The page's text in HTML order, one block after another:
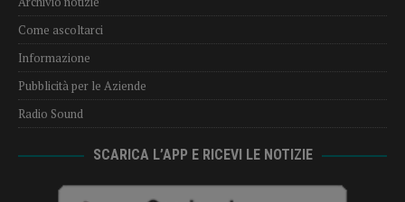
Come ascoltarci
Informazione
Pubblicità per le Aziende
Radio Sound
SCARICA L’APP E RICEVI LE NOTIZIE